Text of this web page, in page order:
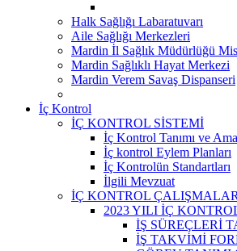
Halk Sağlığı Labaratuvarı
Aile Sağlığı Merkezleri
Mardin İl Sağlık Müdürlüğü
Mardin Sağlıklı Hayat Merkezi
Mardin Verem Savaş Dispanseri
İç Kontrol
İÇ KONTROL SİSTEMİ
İç Kontrol Tanımı ve
İç kontrol Eylem Planları
İç Kontrolün Standartları
İlgili Mevzuat
İÇ KONTROL
2023 YILI İÇ
İŞ SÜREÇLERİ
İŞ TAKVİMİ